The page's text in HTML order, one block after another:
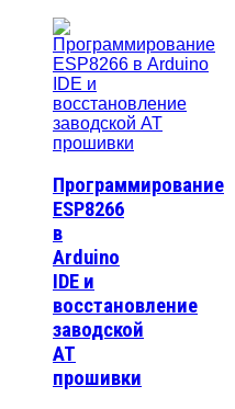
Программирование
ESP8266
в
Arduino
IDE и
восстановление
заводской
AT
прошивки